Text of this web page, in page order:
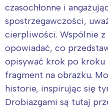
czasochłonne i
spostrzegawczości,
cierpliwości. Wspólnie
opowiadać, co
opisywać krok po kroku
fragment na obrazku.
historie, inspirując się
Drobiazgami są tutaj